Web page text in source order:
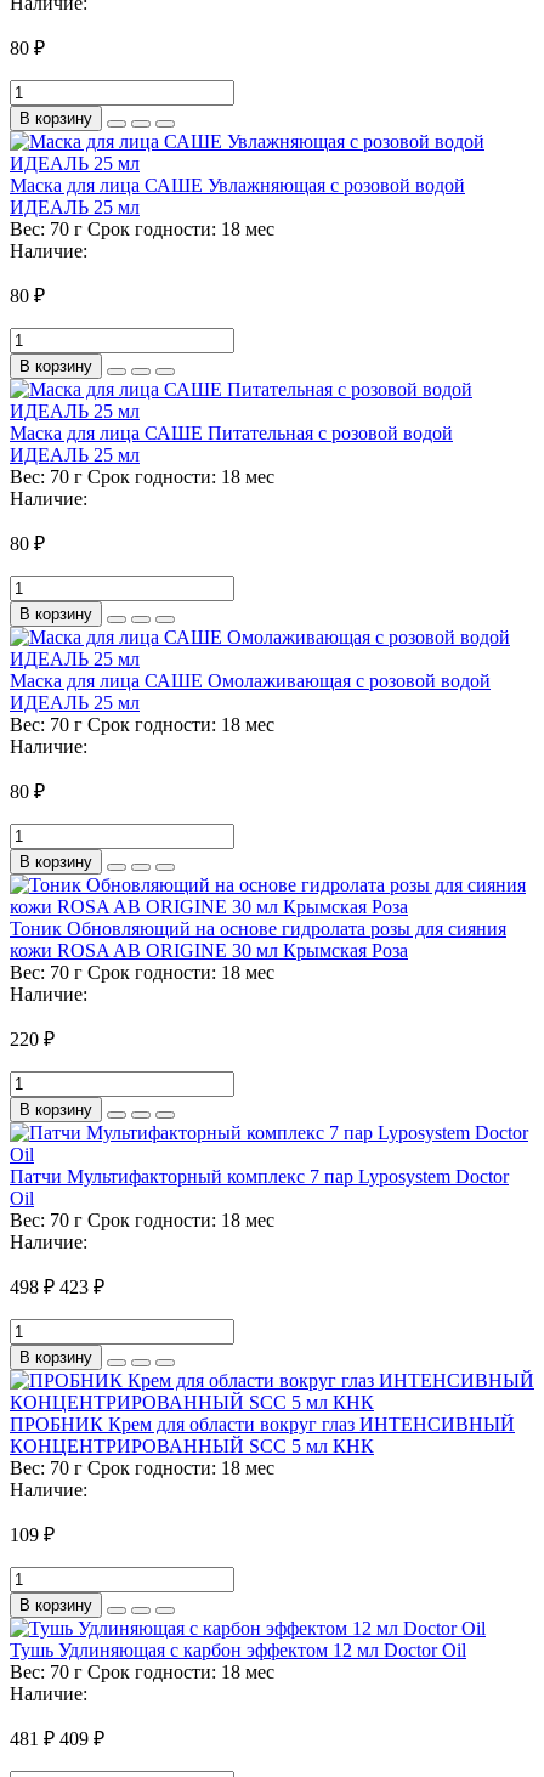
80 ₽
В корзину
Маска для лица САШЕ Увлажняющая с розовой водой
ИДЕАЛЬ 25 мл
Вес: 70 г Срок годности: 18 мес
Наличие:
80 ₽
В корзину
Маска для лица САШЕ Питательная с розовой водой
ИДЕАЛЬ 25 мл
Вес: 70 г Срок годности: 18 мес
Наличие:
80 ₽
В корзину
Маска для лица САШЕ Омолаживающая с розовой водой
ИДЕАЛЬ 25 мл
Вес: 70 г Срок годности: 18 мес
Наличие:
80 ₽
В корзину
Тоник Обновляющий на основе гидролата розы для сияния
кожи ROSA AB ORIGINE 30 мл Крымская Роза
Вес: 70 г Срок годности: 18 мес
Наличие:
220 ₽
В корзину
Патчи Мультифакторный комплекс 7 пар Lyposystem Doctor
Oil
Вес: 70 г Срок годности: 18 мес
Наличие:
498 ₽ 423 ₽
В корзину
ПРОБНИК Крем для области вокруг глаз ИНТЕНСИВНЫЙ
КОНЦЕНТРИРОВАННЫЙ SCC 5 мл КНК
Вес: 70 г Срок годности: 18 мес
Наличие:
109 ₽
В корзину
Тушь Удлиняющая с карбон эффектом 12 мл Doctor Oil
Вес: 70 г Срок годности: 18 мес
Наличие:
481 ₽ 409 ₽